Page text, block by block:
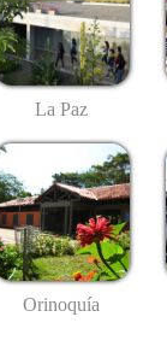
La Paz
Orinoquía